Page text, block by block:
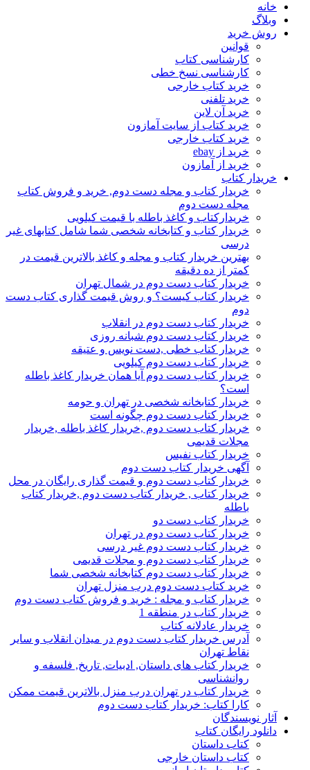
خانه
وبلاگ
روش خرید
قوانین
کارشناسی کتاب
کارشناسی نسخ خطی
خرید کتاب خارجی
خرید تلفنی
خرید آن لاین
خرید کتاب از سایت آمازون
خرید کتاب خارجی
خرید از ebay
خرید از آمازون
خریدار کتاب
خریدار کتاب و مجله دست دوم, خرید و فروش کتاب
مجله دست دوم
خریدارکتاب و کاغذ باطله با قیمت کیلویی
خریدار کتاب و کتابخانه شخصی شما شامل کتابهای غیر
درسی
بهترین خریدار کتاب و مجله و کاغذ بالاترین قیمت در
کمتر از ده دقیقه
خریدار کتاب دست دوم در شمال تهران
خریدار کتاب کیست؟ و روش قیمت گذاری کتاب دست
دوم
خریدار کتاب دست دوم در انقلاب
خریدار کتاب دست دوم شبانه روزی
خریدار کتاب خطی ,دست نویس و عتیقه
خریدار کتاب دست دوم کیلویی
خریدار کتاب دست دوم آیا همان خریدار کاغذ باطله
است؟
خریدار کتابخانه شخصی در تهران و حومه
خریدار کتاب دست دوم چگونه است
خریدار کتاب دست دوم ,خریدار کاغذ باطله ,خریدار
مجلات قدیمی
خریدار کتاب نفیس
آگهی خریدار کتاب دست دوم
خریدار کتاب دست دوم و قیمت گذاری رایگان در محل
خریدار کتاب , خریدار کتاب دست دوم ,خریدار کتاب
باطله
خریدار کتاب دست دو
خریدار کتاب دست دوم در تهران
خریدار کتاب دست دوم غیر درسی
خریدار کتاب دست دوم و مجلات قدیمی
خریدار کتاب دست دوم کتابخانه شخصی شما
خرید کتاب دست دوم درب منزل تهران
خریدار کتاب و مجله : خرید و فروش کتاب دست دوم
خریدار کتاب در منطقه 1
خریدار عادلانه کتاب
آدرس خریدار کتاب دست دوم در میدان انقلاب و سایر
نقاط تهران
خریدار کتاب های داستان, ادبیات, تاریخ, فلسفه و
روانشناسی
خریدار کتاب در تهران درب منزل بالاترین قیمت ممکن
کارا کتاب: خریدار کتاب دست دوم
آثار نویسندگان
دانلود رایگان کتاب
کتاب داستان
کتاب داستان خارجی